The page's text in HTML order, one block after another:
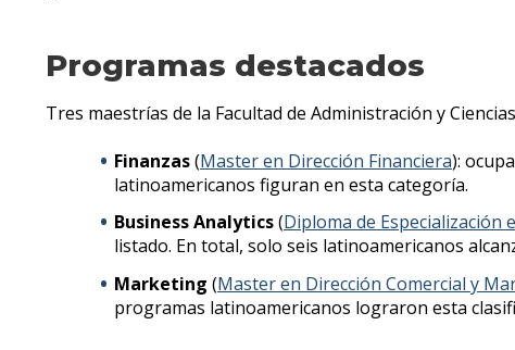
Programas destacados
Tres maestrías de la Facultad de Administración y
Finanzas(Master en Dirección Financiera):
latinoamericanos figuran en esta categoría.
Business Analytics(Diploma de Especialización
listado. En total, solo seis latinoamericanos
Marketing (Master en Dirección Comercial y
programas latinoamericanos lograron esta